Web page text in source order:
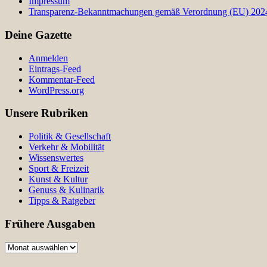
Transparenz-Bekanntmachungen gemäß Verordnung (EU)
Deine Gazette
Anmelden
Eintrags-Feed
Kommentar-Feed
WordPress.org
Unsere Rubriken
Politik & Gesellschaft
Verkehr & Mobilität
Wissenswertes
Sport & Freizeit
Kunst & Kultur
Genuss & Kulinarik
Tipps & Ratgeber
Frühere Ausgaben
Frühere